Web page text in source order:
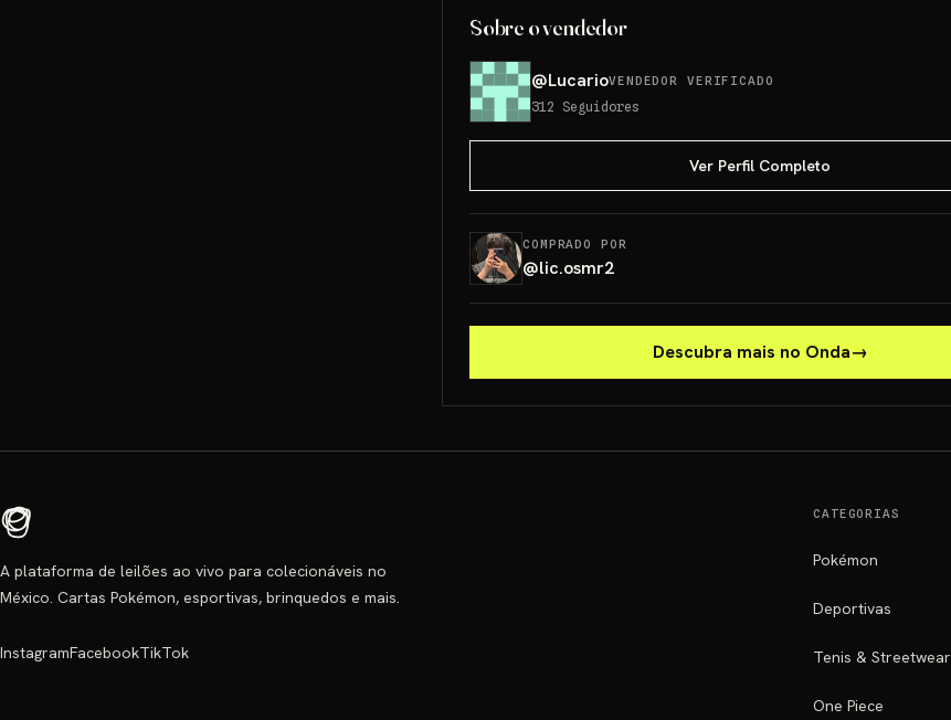
Sobre o vendedor
@LucarioVENDEDOR VERIFICADO
312 Seguidores
Ver Perfil Completo
COMPRADO POR
@lic.osmr2
Descubra mais no Onda→
A plataforma de leilões ao vivo para colecionáveis no
México. Cartas Pokémon, esportivas, brinquedos e mais.
InstagramFacebookTikTok
CATEGORIAS
Pokémon
Deportivas
Tenis & Streetwear
One Piece